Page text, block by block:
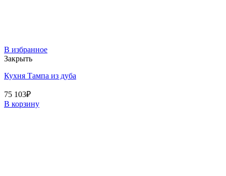
В избранное
Закрыть
Кухня Тампа из дуба
75 103₽
В корзину